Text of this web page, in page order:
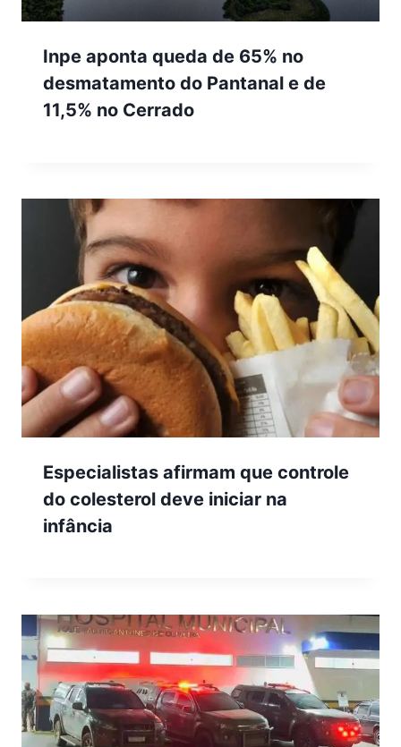
Inpe aponta queda de 65% no
desmatamento do Pantanal e de
11,5% no Cerrado
Especialistas afirmam que controle
do colesterol deve iniciar na
infância